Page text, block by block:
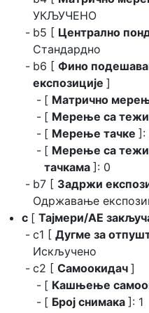
УКЉУЧЕНО
b5 [ Централно
Стандардно
b6 [ Фино
експозиције ]
[ Матрично
[ Мерење са
[ Мерење тачке ]:
[ Мерење са
тачкама ]: 0
b7 [ Задржи
Одржавање
c [ Тајмери/AE
c1 [ Дугме за
Искључено
c2 [ Самоокидач ]
[ Кашњење
[ Број снимака ]: 1